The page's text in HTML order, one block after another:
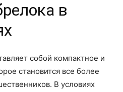
в
собой компактное и
становится все более
В условиях